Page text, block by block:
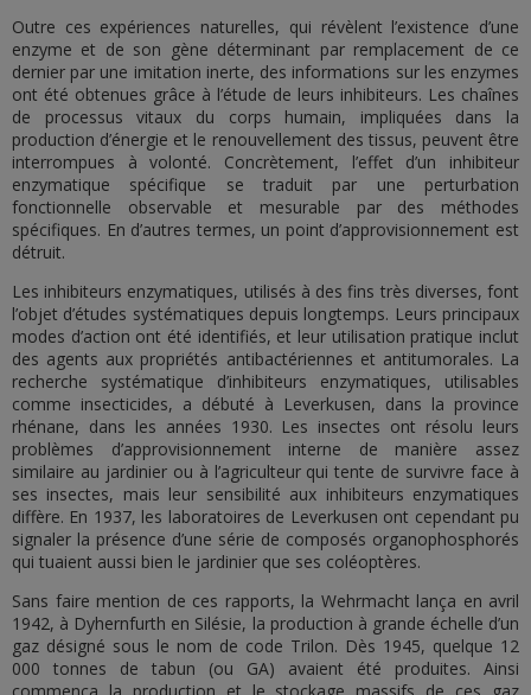
Outre ces expériences naturelles, qui révèlent l’existence d’une
enzyme et de son gène déterminant par remplacement de ce
dernier par une imitation inerte, des informations sur les enzymes
ont été obtenues grâce à l’étude de leurs inhibiteurs. Les chaînes
de processus vitaux du corps humain, impliquées dans la
production d’énergie et le renouvellement des tissus, peuvent être
interrompues à volonté. Concrètement, l’effet d’un inhibiteur
enzymatique spécifique se traduit par une perturbation
fonctionnelle observable et mesurable par des méthodes
spécifiques. En d’autres termes, un point d’approvisionnement est
détruit.
Les inhibiteurs enzymatiques, utilisés à des fins très diverses, font
l’objet d’études systématiques depuis longtemps. Leurs principaux
modes d’action ont été identifiés, et leur utilisation pratique inclut
des agents aux propriétés antibactériennes et antitumorales. La
recherche systématique d’inhibiteurs enzymatiques, utilisables
comme insecticides, a débuté à Leverkusen, dans la province
rhénane, dans les années 1930. Les insectes ont résolu leurs
problèmes d’approvisionnement interne de manière assez
similaire au jardinier ou à l’agriculteur qui tente de survivre face à
ses insectes, mais leur sensibilité aux inhibiteurs enzymatiques
diffère. En 1937, les laboratoires de Leverkusen ont cependant pu
signaler la présence d’une série de composés organophosphorés
qui tuaient aussi bien le jardinier que ses coléoptères.
Sans faire mention de ces rapports, la Wehrmacht lança en avril
1942, à Dyhernfurth en Silésie, la production à grande échelle d’un
gaz désigné sous le nom de code Trilon. Dès 1945, quelque 12
000 tonnes de tabun (ou GA) avaient été produites. Ainsi